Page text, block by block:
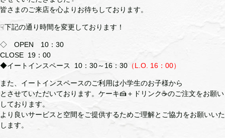
皆さまのご来店を心よりお待ちしております。
☟下記の通り時間を変更しております！
◇ OPEN 10：30
CLOSE 19：00
◆イートインスペース 10：30～16：30 （L.O. 16：00）
また、イートインスペースのご利用は小学生のお子様から
とさせていただいております。ケーキ🍰＋ドリンク☕のご注文をお願い
しております。
より良いサービスと空間をご提供するためご理解とご協力をお願いいた
します。